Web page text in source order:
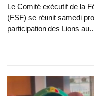
Le Comité exécutif de la
(FSF) se réunit samedi
participation des Lions au...